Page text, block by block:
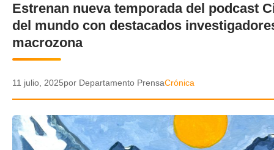
DEPORTES
AUDIOS
✕
Estrenan nueva temporada del podcast
del mundo con destacados
macrozona
11 julio, 2025por Departamento PrensaCrónica